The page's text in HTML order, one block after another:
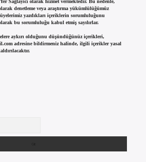
Sağlayıcı olarak hizmet vermektedir. Bu nedenle,
denetleme veya araştırma yükümlülüğümüz
yazdıkları içeriklerin sorumluluğunu
bu sorumluluğu kabul etmiş sayılırlar.
aykırı olduğunu düşündüğünüz içerikleri,
adresine bildirmeniz halinde, ilgili içerikler yasal